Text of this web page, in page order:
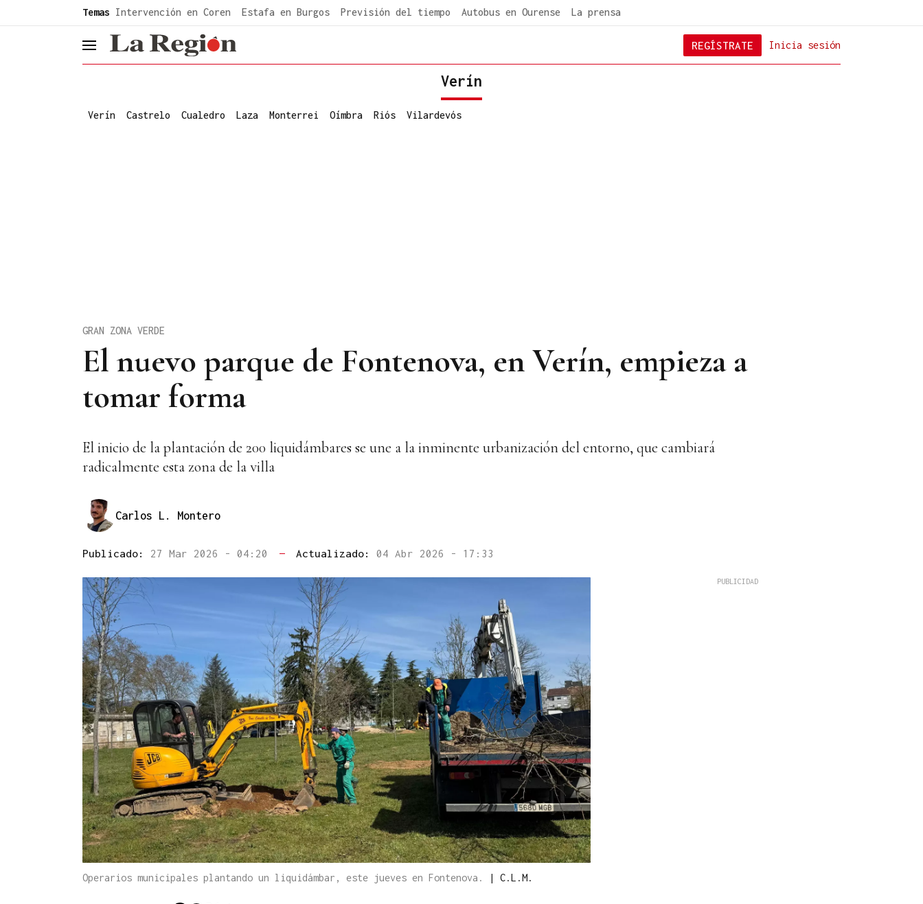
Temas Intervención en Coren Estafa en Burgos Previsión del tiempo Autobus en Ourense La prensa
header.menu.open Inicia sesión
REGÍSTRATE
Verín
Verín Castrelo Cualedro Laza Monterrei Oímbra Riós Vilardevós
El nuevo parque de Fontenova, en Verín, empieza a
tomar forma
GRAN ZONA VERDE
El inicio de la plantación de 200 liquidámbares se une a la inminente urbanización del entorno, que cambiará
radicalmente esta zona de la villa
Carlos L. Montero
Publicado: 27 Mar 2026 - 04:20 — Actualizado: 04 Abr 2026 - 17:33
Operarios municipales plantando un liquidámbar, este jueves en Fontenova. | C.L.M.